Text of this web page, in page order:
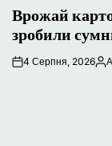
Врожай
зробили
4 Серпня, 2026